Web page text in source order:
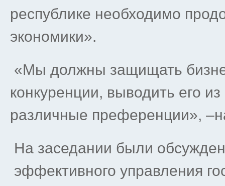
республике необходимо
экономики».
«Мы должны защищать
конкуренции, выводить его
различные преференции»,
На заседании были
эффективного управления